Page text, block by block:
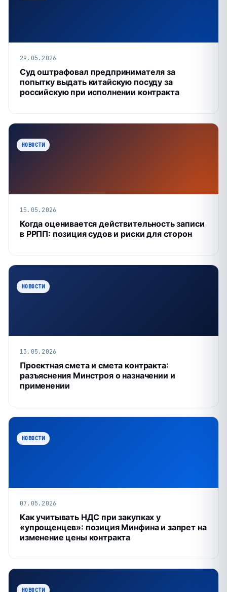
29.05.2026
Суд оштрафовал предпринимателя за
попытку выдать китайскую посуду за
российскую при исполнении контракта
НОВОСТИ
15.05.2026
Когда оценивается действительность записи
в РРПП: позиция судов и риски для сторон
НОВОСТИ
13.05.2026
Проектная смета и смета контракта:
разъяснения Минстроя о назначении и
применении
НОВОСТИ
07.05.2026
Как учитывать НДС при закупках у
«упрощенцев»: позиция Минфина и запрет на
изменение цены контракта
НОВОСТИ